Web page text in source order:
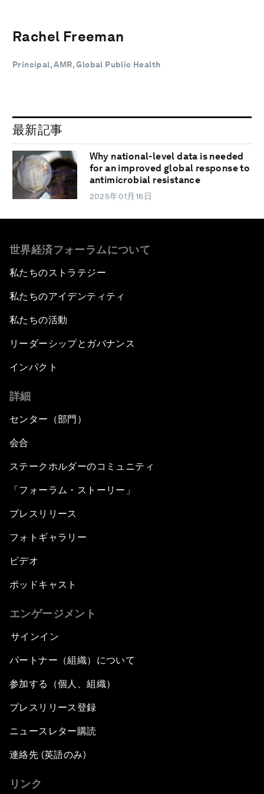
Rachel Freeman
Principal, AMR, Global Public Health
最新記事
Why national-level data is needed
for an improved global response to
antimicrobial resistance
2025年01月16日
世界経済フォーラムについて
私たちのストラテジー
私たちのアイデンティティ
私たちの活動
リーダーシップとガバナンス
インパクト
詳細
センター（部門）
会合
ステークホルダーのコミュニティ
「フォーラム・ストーリー」
プレスリリース
フォトギャラリー
ビデオ
ポッドキャスト
エンゲージメント
サインイン
パートナー（組織）について
参加する（個人、組織）
プレスリリース登録
ニュースレター購読
連絡先 (英語のみ)
リンク